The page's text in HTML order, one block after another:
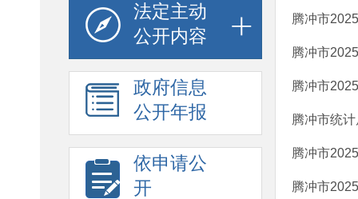
法定主动
公开内容
政府信息
公开年报
依申请公
开
腾冲市
腾冲市
腾冲市
腾冲市统
腾冲市
腾冲市